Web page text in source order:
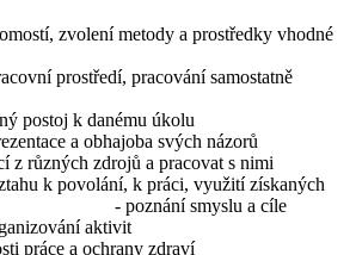
zvolení metody a prostředky vhodné
prostředí, pracování samostatně
postoj k danému úkolu
a obhajoba svých názorů
z různých zdrojů a pracovat s nimi
k povolání, k práci, využití získaných
- poznání smyslu a cíle
aktivit
práce a ochrany zdraví